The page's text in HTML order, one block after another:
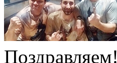
Поздравляем!